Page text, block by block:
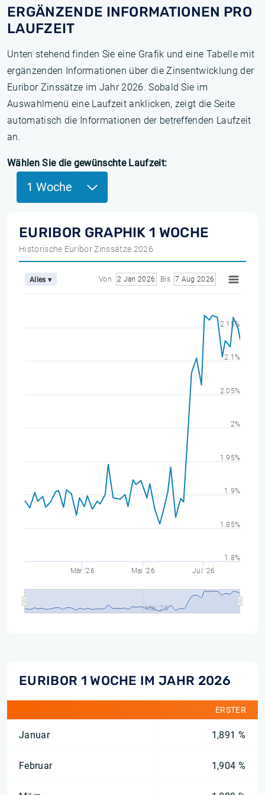
ERGÄNZENDE INFORMATIONEN PRO
LAUFZEIT
Unten stehend finden Sie eine Grafik und eine Tabelle mit
ergänzenden Informationen über die Zinsentwicklung der
Euribor Zinssätze im Jahr 2026. Sobald Sie im
Auswahlmenü eine Laufzeit anklicken, zeigt die Seite
automatisch die Informationen der betreffenden Laufzeit
an.
Wählen Sie die gewünschte Laufzeit:
1 Woche
EURIBOR GRAPHIK 1 WOCHE
Historische Euribor Zinssätze 2026
Alles ▾ Von 2 Jan 2026 Bis 7 Aug 2026
Mär '26 Mai '26 Jul '26
Mai '26
1.8%
1.85%
1.9%
1.95%
2%
2.05%
2.1%
2.15%
EURIBOR 1 WOCHE IM JAHR 2026
ERSTER
Januar 1,891 %
Februar 1,904 %